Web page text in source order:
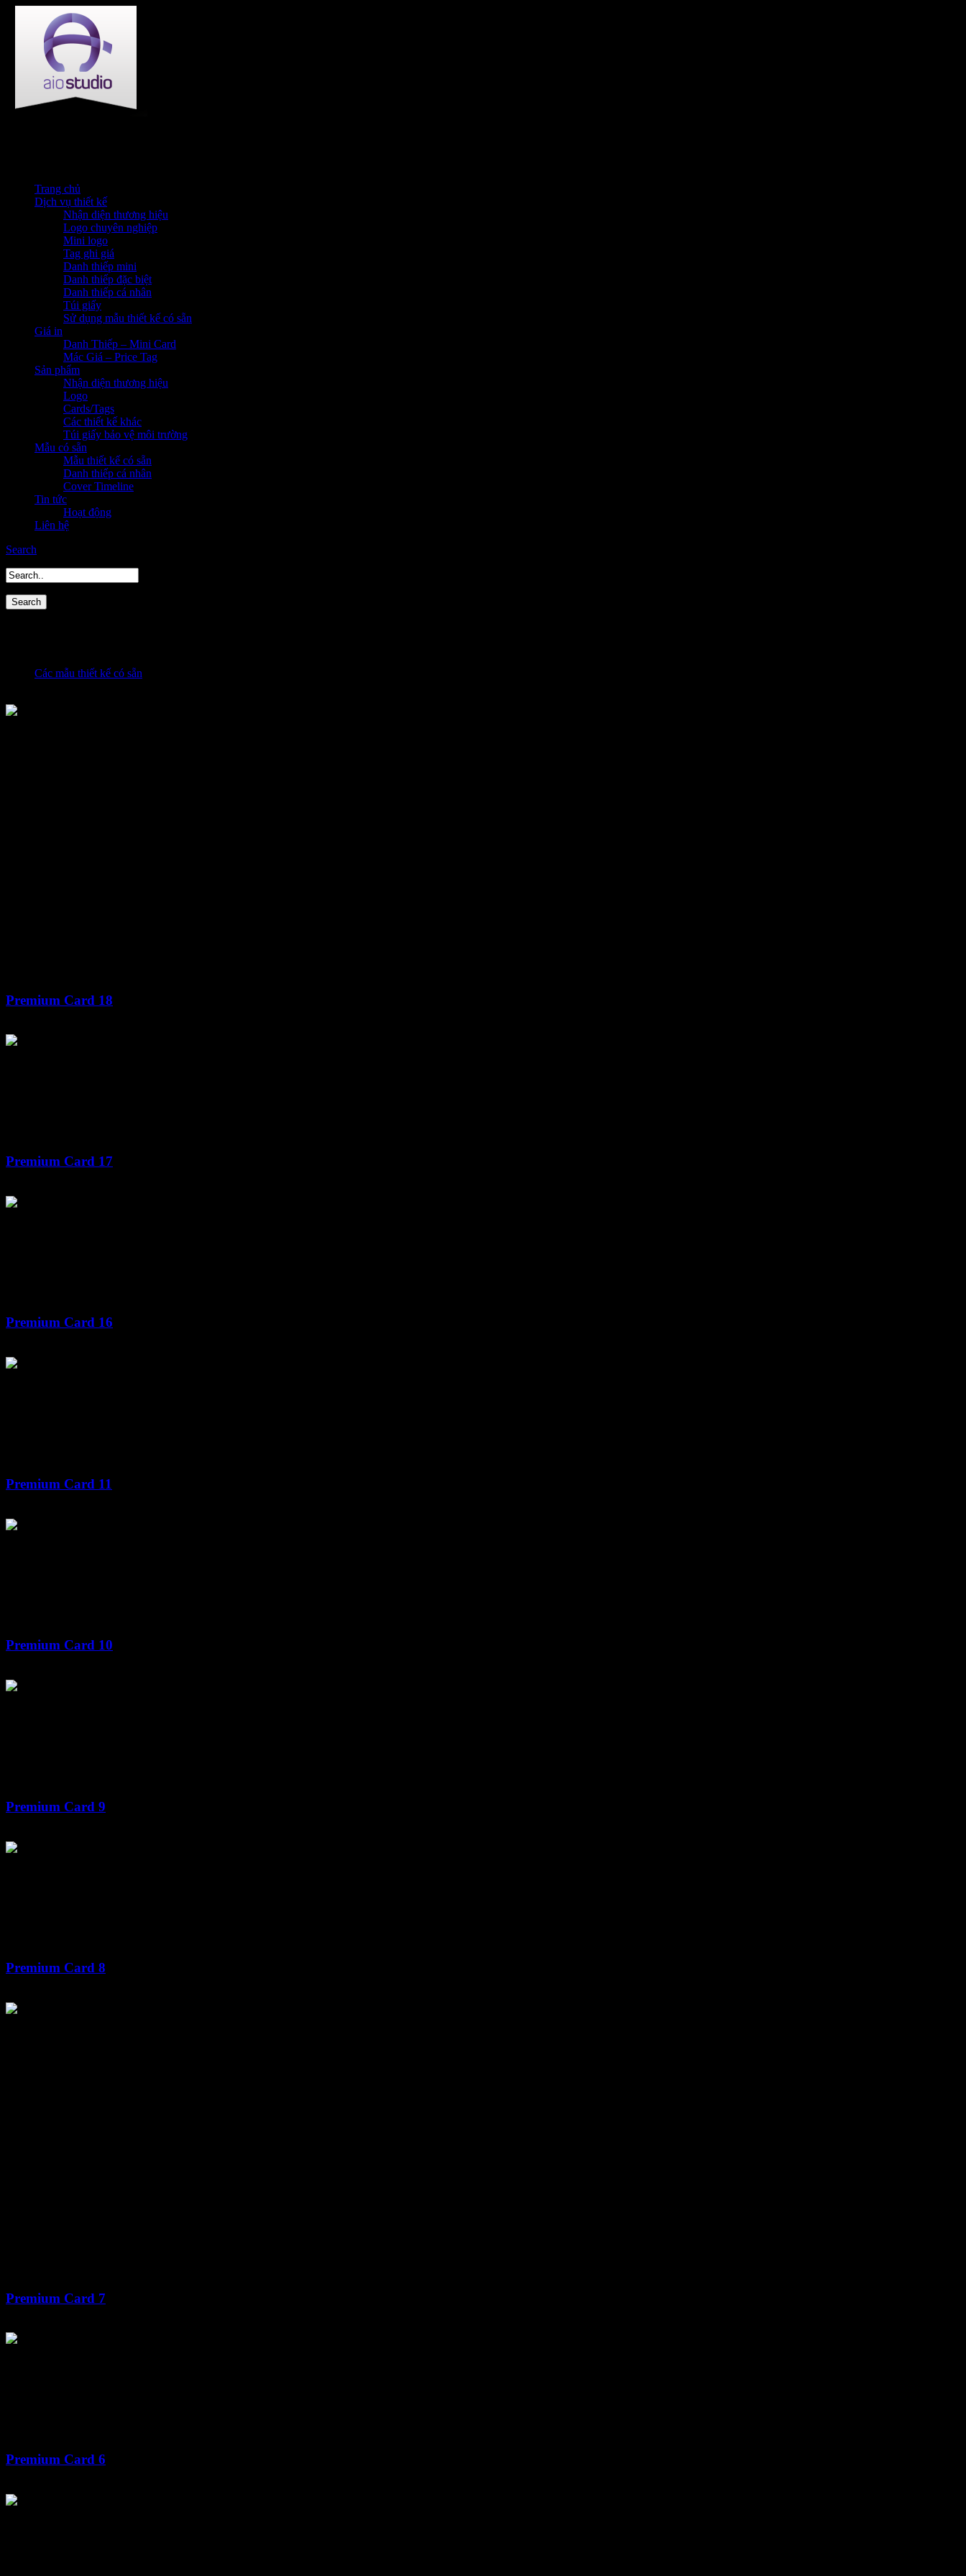
Trang chủ
Dịch vụ thiết kế
Nhận diện thương hiệu
Logo chuyên nghiệp
Mini logo
Tag ghi giá
Danh thiếp mini
Danh thiếp đặc biệt
Danh thiếp cá nhân
Túi giấy
Sử dụng mẫu thiết kế có sẵn
Giá in
Danh Thiếp – Mini Card
Mác Giá – Price Tag
Sản phẩm
Nhận diện thương hiệu
Logo
Cards/Tags
Các thiết kế khác
Túi giấy bảo vệ môi trường
Mẫu có sẵn
Mẫu thiết kế có sẵn
Danh thiếp cá nhân
Cover Timeline
Tin tức
Hoạt động
Liên hệ
Search
Các mẫu thiết kế có sẵn
Premium Card 18
Premium Card 17
Premium Card 16
Premium Card 11
Premium Card 10
Premium Card 9
Premium Card 8
Premium Card 7
Premium Card 6